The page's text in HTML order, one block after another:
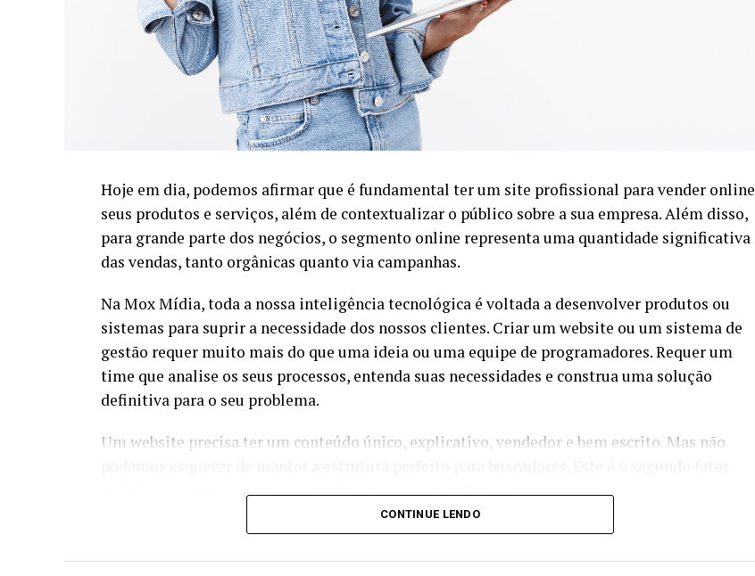
Hoje em dia, podemos afirmar que é fundamental ter um site profissional para vender online
seus produtos e serviços, além de contextualizar o público sobre a sua empresa. Além disso,
para grande parte dos negócios, o segmento online representa uma quantidade significativa
das vendas, tanto orgânicas quanto via campanhas.
Na Mox Mídia, toda a nossa inteligência tecnológica é voltada a desenvolver produtos ou
sistemas para suprir a necessidade dos nossos clientes. Criar um website ou um sistema de
gestão requer muito mais do que uma ideia ou uma equipe de programadores. Requer um
time que analise os seus processos, entenda suas necessidades e construa uma solução
definitiva para o seu problema.
Um website precisa ter um conteúdo único, explicativo, vendedor e bem escrito. Mas não
mais importante para o sucesso da sua empresa no Google.
Nossa preocupação é construir uma base sólida para humanos e para a máquina, seguindo
uma semântica ideal para indexar o seu site e trazer bons resultados orgânicos.
CONTINUE LENDO